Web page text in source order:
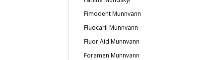
Fimodent Munnvann
Fluocaril Munnvann
Fluor Aid Munnvann
Foramen Munnvann